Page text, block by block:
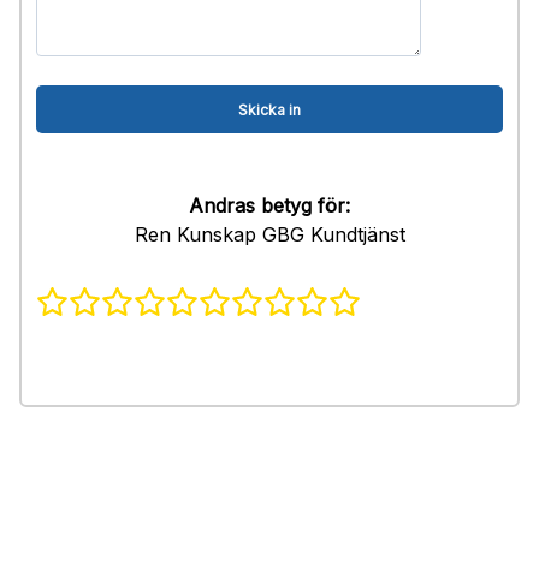
Andras betyg för:
Ren Kunskap GBG Kundtjänst